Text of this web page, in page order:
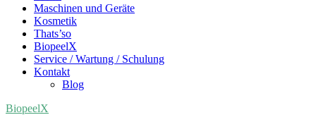
Maschinen und Geräte
Kosmetik
Thats’so
BiopeelX
Service / Wartung / Schulung
Kontakt
Blog
BiopeelX